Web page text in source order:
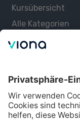
Kursübersicht
Alle Kategorien
Über uns
Lernen mit Viona
Alle Partner
Partner werden